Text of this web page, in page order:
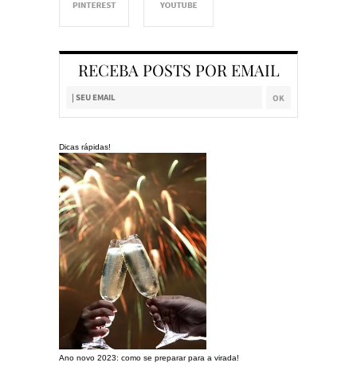
RECEBA POSTS POR EMAIL
Dicas rápidas!
Ano novo 2023: como se preparar para a virada!